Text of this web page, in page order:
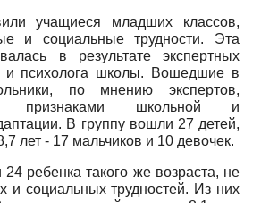
учащиеся младших классов,
и социальные трудности. Эта
в результате экспертных
и психолога школы. Вошедшие в
по мнению экспертов,
признаками школьной и
В группу вошли 27 детей,
лет - 17 мальчиков и 10 девочек.
ребенка такого же возраста, не
и социальных трудностей. Из них